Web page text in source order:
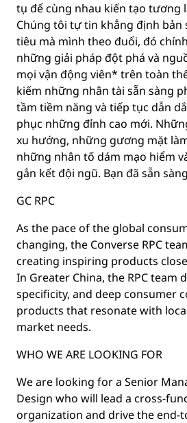
tụ để cùng nhau kiến tạo tương
Chúng tôi tự tin khẳng định bản
tiêu mà mình theo đuổi, đó
những giải pháp đột phá và
mọi vận động viên* trên toàn
kiếm những nhân tài sẵn sàng
tầm tiềm năng và tiếp tục dẫn
phục những đỉnh cao mới.
xu hướng, những gương mặt
những nhân tố dám mạo hiểm
gắn kết đội ngũ. Bạn đã sẵn
GC RPC
As the pace of the global
changing, the Converse RPC
creating inspiring products
In Greater China, the RPC team
specificity, and deep consumer
products that resonate with
market needs.
WHO WE ARE LOOKING FOR
We are looking for a Senior
Design who will lead a cross-
organization and drive the end-